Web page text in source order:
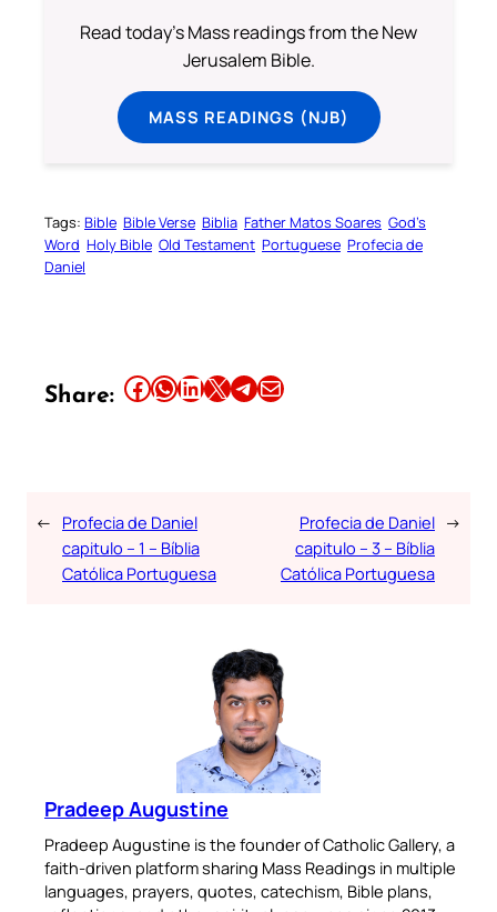
Read today's Mass readings from the New
Jerusalem Bible.
MASS READINGS (NJB)
Tags: Bible Bible Verse Biblia Father Matos Soares God’s
Word Holy Bible Old Testament Portuguese Profecia de
Daniel
Share: Share this article on Facebook Share this article on WhatsApp Share this article on LinkedIn Share this article on X Share this article on TelegramEmail this Article
← Profecia de Daniel
capitulo – 1 – Bíblia
Católica Portuguesa
Profecia de Daniel
capitulo – 3 – Bíblia
Católica Portuguesa
→
Pradeep Augustine
Pradeep Augustine is the founder of Catholic Gallery, a
faith-driven platform sharing Mass Readings in multiple
languages, prayers, quotes, catechism, Bible plans,